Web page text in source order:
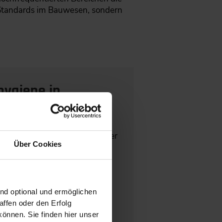
Über Cookies
optional und ermöglichen
oder den Erfolg
Sie finden hier unser
im Bauwesen, sondern
in
und weitere Verbraucher
werden.
zum Beispiel mit